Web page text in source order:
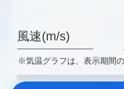
風速(m/s)
※気温グラフは、表示期間